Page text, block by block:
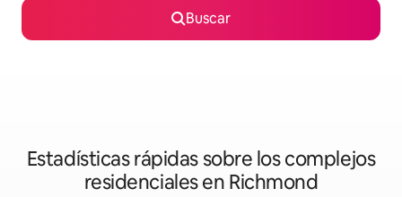
Buscar
Estadísticas rápidas sobre los complejos
residenciales en Richmond